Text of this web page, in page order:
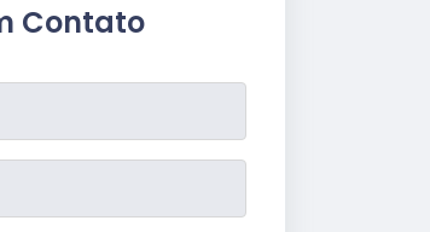
Contato